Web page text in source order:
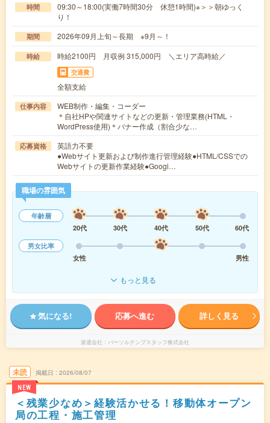
時間
09:30～18:00(実働7時間30分 休憩1時間)※＞＞朝ゆっく
り！
期間 2026年09月上旬～長期 ※9月～！
時給 時給2100円 月収例 315,000円 ＼エリア高時給／
交通費
全額支給
仕事内容
WEB制作・編集・コーダー
＊自社HPや関連サイトなどの更新・管理業務(HTML・
WordPress使用)＊バナー作成（割合少な…
応募資格
英語力不要
●Webサイト更新および制作進行管理経験●HTML/CSSでの
Webサイトの更新作業経験●Googl…
職場の雰囲気
年齢層
20代
30代 40代 50代
60代
男女比率
女性
男性
もっと見る
気になる! 応募へ進む 詳しく見る
派遣会社 パーソルテンプスタッフ株式会社
未読
NEW
掲載日 2026/08/07
＜残業少なめ＞経験活かせる！移動体オープン
局の工程・施工管理